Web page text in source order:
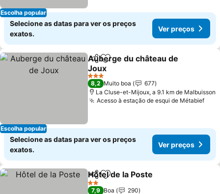
Escolha popular
Selecione as datas para ver os preços
exatos.
Ver preços
Escolha popular
PartilharAdicionar aos favoritos
Auberge du château de
Joux
Ver preços
3 Estrelas
8,2 Muito boa
677
La Cluse-et-Mijoux, a 9.1 km de Malbuisson
Acesso à estação de esqui de MétabiefVer
Selecione as datas para ver os preços
exatos.
Ver preços
PartilharAdicionar aos favoritos
Hôtel de la Poste
2 Estrelas
7,9 Boa
290